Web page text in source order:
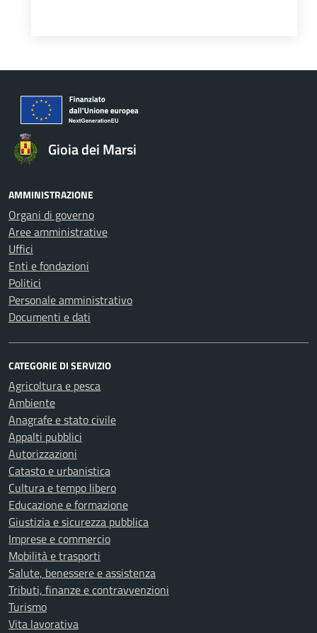
Gioia dei Marsi
AMMINISTRAZIONE
Organi di governo
Aree amministrative
Uffici
Enti e fondazioni
Politici
Personale amministrativo
Documenti e dati
CATEGORIE DI SERVIZIO
Agricoltura e pesca
Ambiente
Anagrafe e stato civile
Appalti pubblici
Autorizzazioni
Catasto e urbanistica
Cultura e tempo libero
Educazione e formazione
Giustizia e sicurezza pubblica
Imprese e commercio
Mobilità e trasporti
Salute, benessere e assistenza
Tributi, finanze e contravvenzioni
Turismo
Vita lavorativa